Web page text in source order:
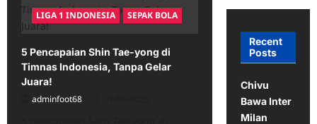
LIGA 1 INDONESIA SEPAK BOLA
5 Pencapaian Shin Tae-yong di
Timnas Indonesia, Tanpa Gelar
Juara!
adminfoot68
Recent
Posts
Chivu
Bawa Inter
Milan